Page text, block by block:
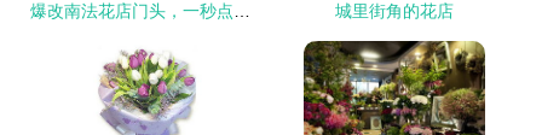
爆改南法花店门头，一秒点燃你的网红DNA！ 城里街角的花店